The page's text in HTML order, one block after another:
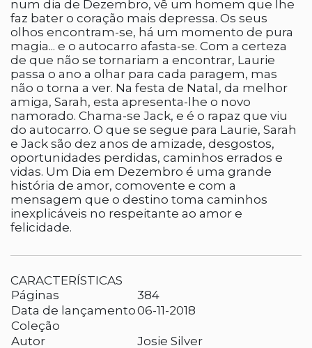
num dia de Dezembro, vê um homem que lhe
faz bater o coração mais depressa. Os seus
olhos encontram-se, há um momento de pura
magia... e o autocarro afasta-se. Com a certeza
de que não se tornariam a encontrar, Laurie
passa o ano a olhar para cada paragem, mas
não o torna a ver. Na festa de Natal, da melhor
amiga, Sarah, esta apresenta-lhe o novo
namorado. Chama-se Jack, e é o rapaz que viu
do autocarro. O que se segue para Laurie, Sarah
e Jack são dez anos de amizade, desgostos,
oportunidades perdidas, caminhos errados e
vidas. Um Dia em Dezembro é uma grande
história de amor, comovente e com a
mensagem que o destino toma caminhos
inexplicáveis no respeitante ao amor e
felicidade.
CARACTERÍSTICAS
Páginas
384
Data de lançamento06-11-2018
Coleção
Autor
Josie Silver